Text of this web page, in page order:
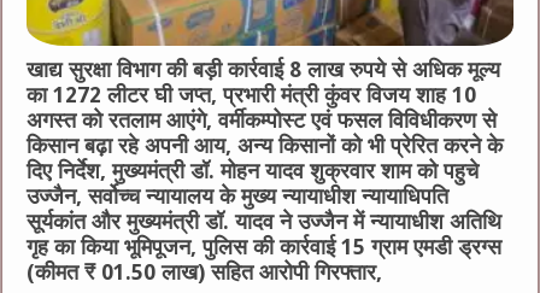
खाद्य सुरक्षा विभाग की बड़ी कार्रवाई 8 लाख रुपये से अधिक मूल्य
का 1272 लीटर घी जप्त, प्रभारी मंत्री कुंवर विजय शाह 10
अगस्त को रतलाम आएंगे, वर्मीकम्पोस्ट एवं फसल विविधीकरण से
किसान बढ़ा रहे अपनी आय, अन्य किसानों को भी प्रेरित करने के
दिए निर्देश, मुख्यमंत्री डॉ. मोहन यादव शुक्रवार शाम को पहुचे
उज्जैन, सर्वोच्च न्यायालय के मुख्‍य न्‍यायाधीश न्यायाधिपति
सूर्यकांत और मुख्यमंत्री डॉ. यादव ने उज्जैन में न्यायाधीश अतिथि
गृह का किया भूमिपूजन, पुलिस की कार्रवाई 15 ग्राम एमडी ड्रग्स
(कीमत ₹ 01.50 लाख) सहित आरोपी गिरफ्तार,